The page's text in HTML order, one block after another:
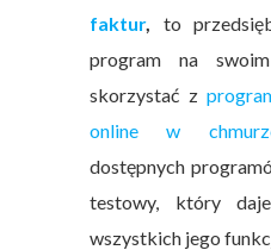
faktur,
to
program na
skorzystać z
online w
dostępnych
testowy, który
wszystkich jego